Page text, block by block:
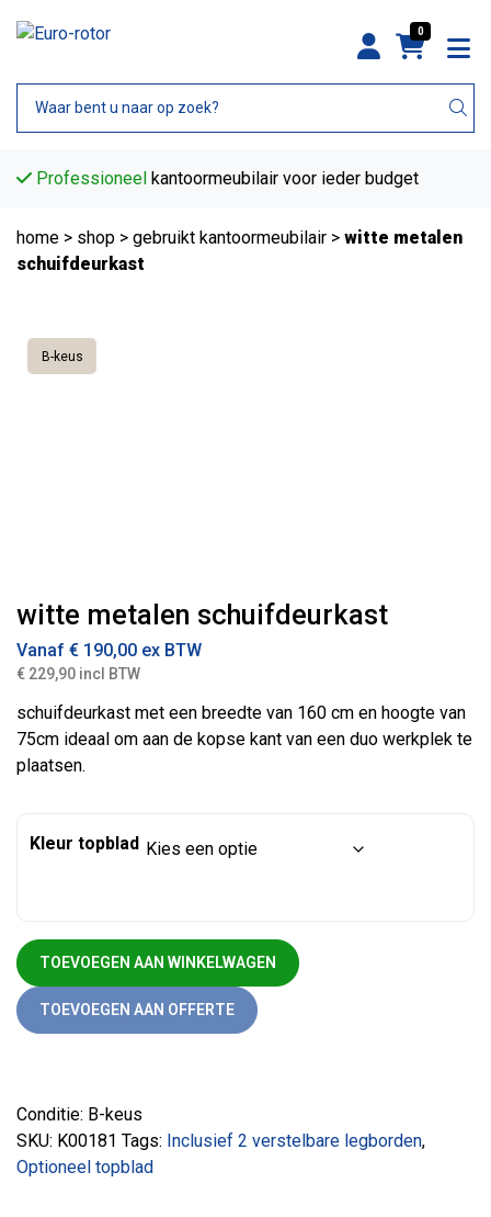
0
Professioneel kantoormeubilair voor ieder budget
home > shop > gebruikt kantoormeubilair > witte metalen
schuifdeurkast
B-keus
witte metalen schuifdeurkast
Vanaf € 190,00 ex BTW
€ 229,90 incl BTW
schuifdeurkast met een breedte van 160 cm en hoogte van
75cm ideaal om aan de kopse kant van een duo werkplek te
plaatsen.
Kleur topblad
witte metalen schuifdeurkast aantal
TOEVOEGEN AAN WINKELWAGEN
TOEVOEGEN AAN OFFERTE
Conditie: B-keus
SKU: K00181 Tags: Inclusief 2 verstelbare legborden,
Optioneel topblad